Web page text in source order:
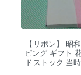
【リボン】 昭
ピング ギフト
ドストック 当